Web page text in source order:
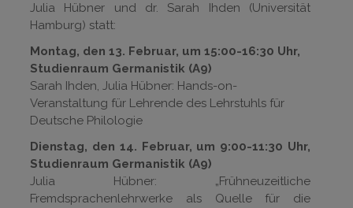
Julia Hübner und dr. Sarah Ihden (Universität
Hamburg) statt:
Montag, den 13. Februar, um 15:00-16:30 Uhr,
Studienraum Germanistik (A9)
Sarah Ihden, Julia Hübner: Hands-on-
Veranstaltung für Lehrende des Lehrstuhls für
Deutsche Philologie
Dienstag, den 14. Februar, um 9:00-11:30 Uhr,
Studienraum Germanistik (A9)
Julia Hübner: „Frühneuzeitliche
Fremdsprachenlehrwerke als Quelle für die